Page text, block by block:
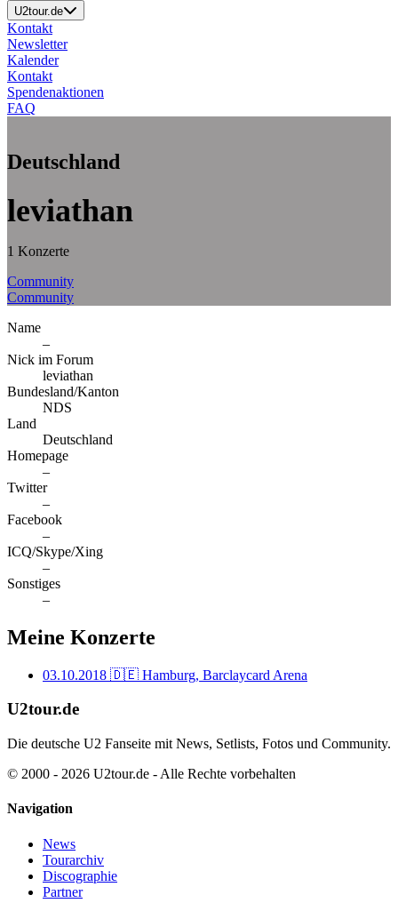
U2tour.de
Kontakt
Newsletter
Kalender
Kontakt
Spendenaktionen
FAQ
Deutschland
leviathan
1 Konzerte
Community
Community
Name
–
Nick im Forum
leviathan
Bundesland/Kanton
NDS
Land
Deutschland
Homepage
–
Twitter
–
Facebook
–
ICQ/Skype/Xing
–
Sonstiges
–
Meine Konzerte
03.10.2018 🇩🇪 Hamburg, Barclaycard Arena
U2tour.de
Die deutsche U2 Fanseite mit News, Setlists, Fotos und Community.
© 2000 - 2026 U2tour.de - Alle Rechte vorbehalten
Navigation
News
Tourarchiv
Discographie
Partner